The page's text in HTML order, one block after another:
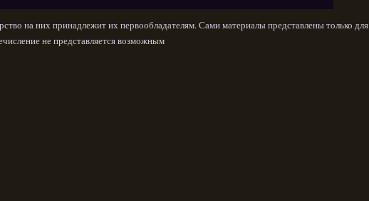
на них принадлежит их первообладателям. Сами материалы представлены только для
не представляется возможным